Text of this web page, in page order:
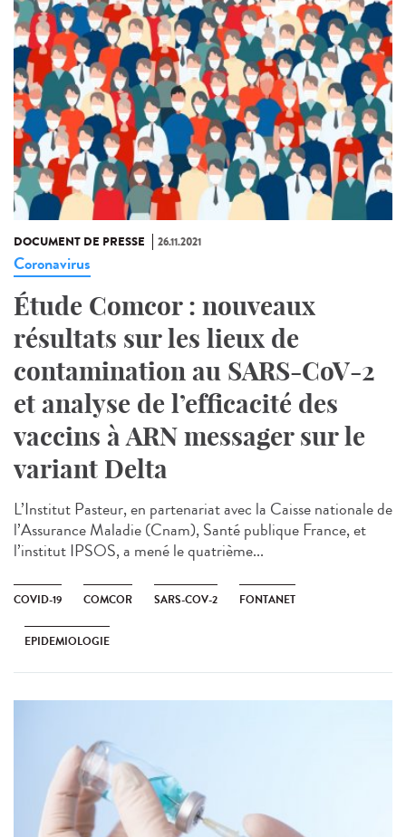
DOCUMENT DE PRESSE 26.11.2021
Coronavirus
Étude Comcor : nouveaux
résultats sur les lieux de
contamination au SARS-CoV-2
et analyse de l’efficacité des
vaccins à ARN messager sur le
variant Delta
L’Institut Pasteur, en partenariat avec la Caisse nationale de
l’Assurance Maladie (Cnam), Santé publique France, et
l’institut IPSOS, a mené le quatrième...
COVID-19 COMCOR SARS-COV-2 FONTANET
EPIDEMIOLOGIE